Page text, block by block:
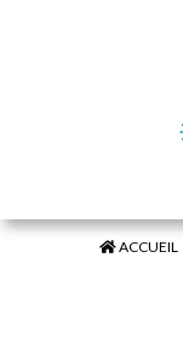
ACCUEIL